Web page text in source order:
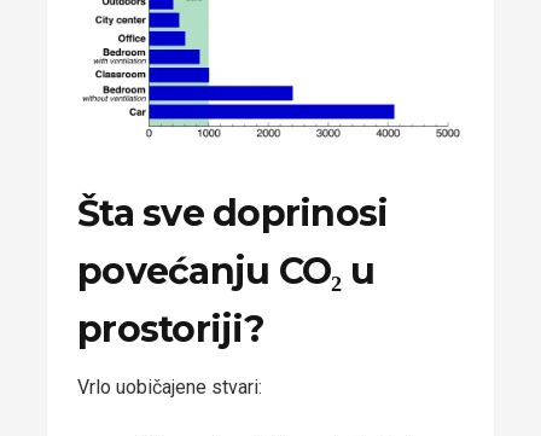
Šta sve doprinosi
povećanju CO₂ u
prostoriji?
Vrlo uobičajene stvari: